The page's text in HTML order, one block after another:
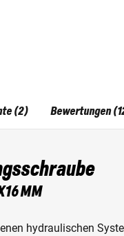
MM
hydraulischen
(2) Bewertungen